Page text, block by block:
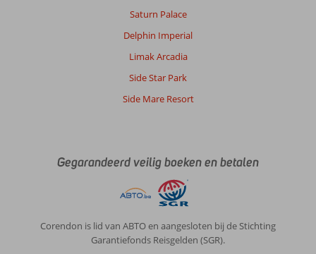
Saturn Palace
Delphin Imperial
Limak Arcadia
Side Star Park
Side Mare Resort
Gegarandeerd veilig boeken en betalen
Corendon is lid van ABTO en aangesloten bij de Stichting
Garantiefonds Reisgelden (SGR).